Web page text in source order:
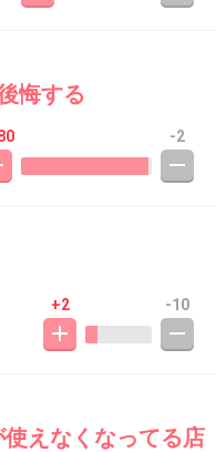
悔する
-2
+2 -10
えなくなってる店